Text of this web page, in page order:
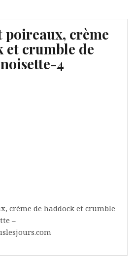
poireaux, crème
et crumble de
4
crème de haddock et crumble
–